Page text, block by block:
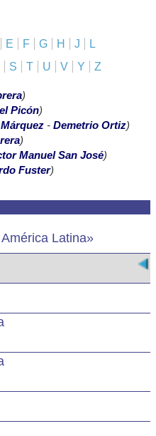
E F G H J
L
S T U V Y Z
Latina»
)
Picón)
- Demetrio Ortiz)
)
Manuel San José)
Fuster)